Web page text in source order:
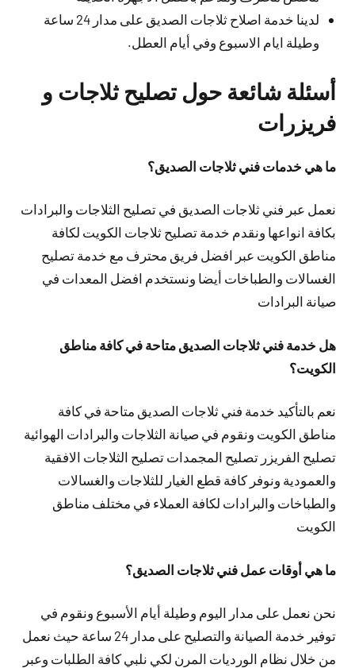
لدينا خدمة اصلاح ثلاجات الصديق على مدار 24 ساعة
وطيلة ايام الاسبوع وفي أيام العطل.
أسئلة شائعة حول تصليح ثلاجات و
فريزرات
ما هي خدمات فني ثلاجات الصديق؟
نعمل عبر فني ثلاجات الصديق في تصليح الثلاجات والبرادات
بكافة انواعها ونقدم خدمة تصليح ثلاجات الكويت لكافة
مناطق الكويت عبر افضل فريق محترف مع خدمة تصليح
الغسالات والطباخات أيضا ونستخدم افضل المعدات في
صيانة البرادات
هل خدمة فني ثلاجات الصديق متاحة في كافة مناطق
الكويت؟
نعم بالتأكيد خدمة فني ثلاجات الصديق متاحة في كافة
مناطق الكويت ونقوم في صيانة الثلاجات والبرادات الهوائية
تصليح الفريزر تصليح المجمدات تصليح الثلاجات الافقية
والعمودية ونوفر كافة قطع الغيار للثلاجات والغسالات
والطباخات والبرادات لكافة العملاء في مختلف مناطق
الكويت
ما هي أوقات عمل فني ثلاجات الصديق؟
نحن نعمل على مدار اليوم وطيلة أيام الأسبوع ونقوم في
توفير خدمة الصيانة والتصليح على مدار 24 ساعة حيث نعمل
من خلال نظام الورديات المرن لكي نلبي كافة الطلبات وعبر